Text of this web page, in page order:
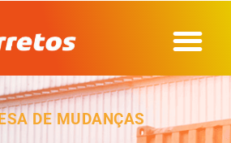
DE MUDANÇAS